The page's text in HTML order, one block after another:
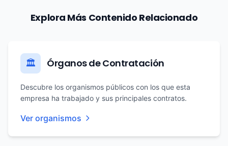
Explora Más Contenido Relacionado
🏛️ Órganos de Contratación
Descubre los organismos públicos con los que esta
empresa ha trabajado y sus principales contratos.
Ver organismos